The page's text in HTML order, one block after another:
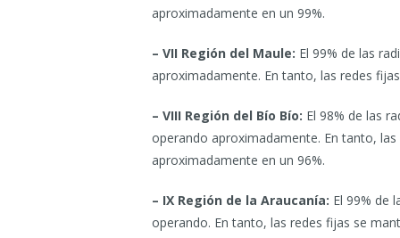
aproximadamente en un 99%.
– VII Región del Maule: El 99% de las
aproximadamente. En tanto, las redes
– VIII Región del Bío Bío: El 98% de las
operando aproximadamente. En tanto,
aproximadamente en un 96%.
– IX Región de la Araucanía: El 99% de
operando. En tanto, las redes fijas se